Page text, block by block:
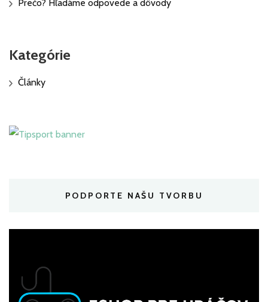
Prečo? Hľadáme odpovede a dôvody
Kategórie
Články
PODPORTE NAŠU TVORBU